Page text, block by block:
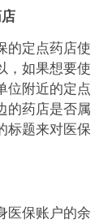
定点药店使
，如果想要使
位附近的定点
的药店是否属
标题来对医保
保账户的余